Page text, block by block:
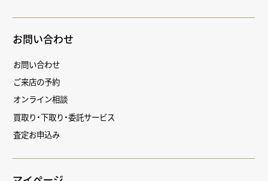
お問い合わせ
お問い合わせ
ご来店の予約
オンライン相談
買取り・下取り・委託サービス
査定お申込み